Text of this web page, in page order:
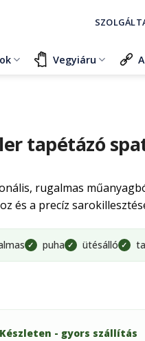
Vegyiáru
tapétázó
rugalmas
és a precíz
✓ puha ✓ ütésálló ✓
Készleten - gyors szállítás